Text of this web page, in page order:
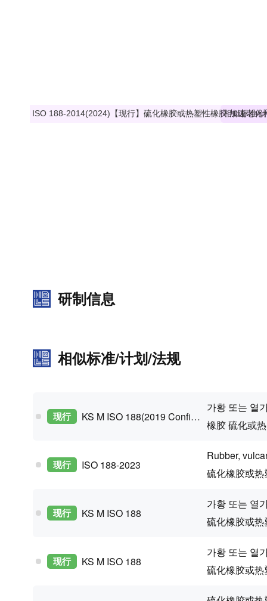
研制信息
相似标准/计划/法规
现行 KS M ISO 188(2019 Confirm)
가황 또는 열
橡胶 硫化或
现行 ISO 188-2023
Rubber,
硫化橡胶或
现行 KS M ISO 188
가황 또는 열
硫化橡胶或
现行 KS M ISO 188
가황 또는 열
硫化橡胶或